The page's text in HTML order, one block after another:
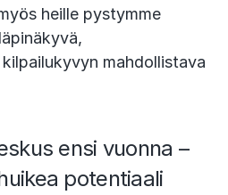
heille pystymme
mahdollistava
ensi vuonna –
potentiaali